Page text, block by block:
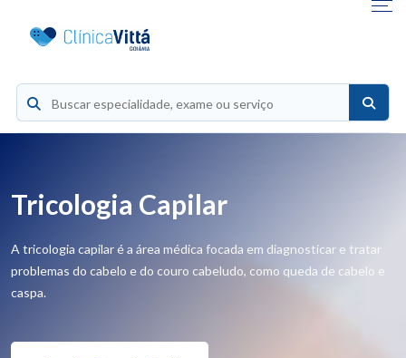
Tricologia Capilar
A tricologia capilar é a área médica focada em diagnosticar e tratar
problemas do cabelo e do couro cabeludo, como queda de cabelo e
caspa.